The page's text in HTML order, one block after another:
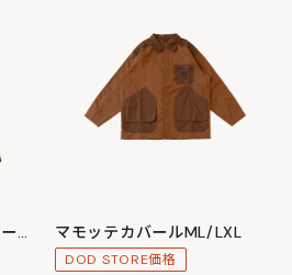
リャンメンキルベス(フリーサイズ) マモッテカバールML/LXL
DOD STORE価格